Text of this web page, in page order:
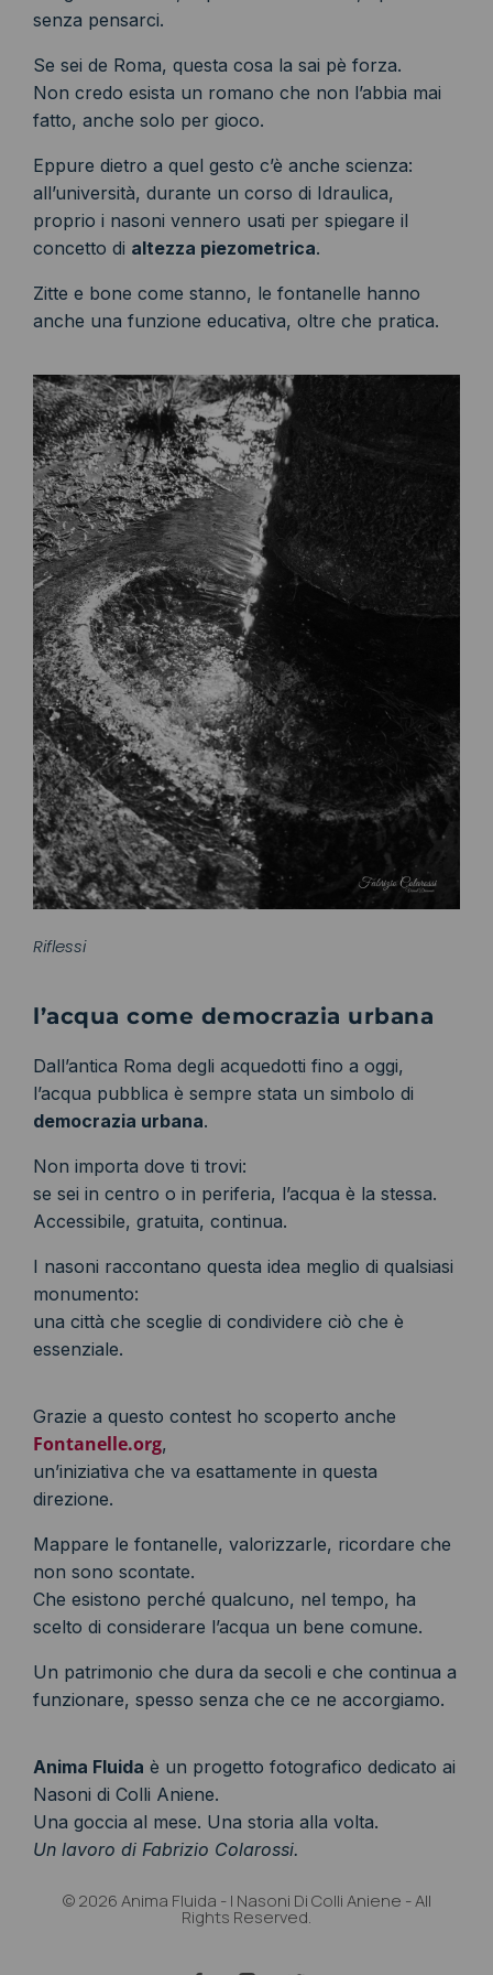
senza pensarci.
Se sei de Roma, questa cosa la sai pè forza.
Non credo esista un romano che non l’abbia mai
fatto, anche solo per gioco.
Eppure dietro a quel gesto c’è anche scienza:
all’università, durante un corso di Idraulica,
proprio i nasoni vennero usati per spiegare il
concetto di altezza piezometrica.
Zitte e bone come stanno, le fontanelle hanno
anche una funzione educativa, oltre che pratica.
Riflessi
l’acqua come democrazia urbana
Dall’antica Roma degli acquedotti fino a oggi,
l’acqua pubblica è sempre stata un simbolo di
democrazia urbana.
Non importa dove ti trovi:
se sei in centro o in periferia, l’acqua è la stessa.
Accessibile, gratuita, continua.
I nasoni raccontano questa idea meglio di qualsiasi
monumento:
una città che sceglie di condividere ciò che è
essenziale.
Grazie a questo contest ho scoperto anche
Fontanelle.org,
un’iniziativa che va esattamente in questa
direzione.
Mappare le fontanelle, valorizzarle, ricordare che
non sono scontate.
Che esistono perché qualcuno, nel tempo, ha
scelto di considerare l’acqua un bene comune.
Un patrimonio che dura da secoli e che continua a
funzionare, spesso senza che ce ne accorgiamo.
Anima Fluida è un progetto fotografico dedicato ai
Nasoni di Colli Aniene.
Una goccia al mese. Una storia alla volta.
Un lavoro di Fabrizio Colarossi.
© 2026 Anima Fluida - I Nasoni Di Colli Aniene - All
Rights Reserved.